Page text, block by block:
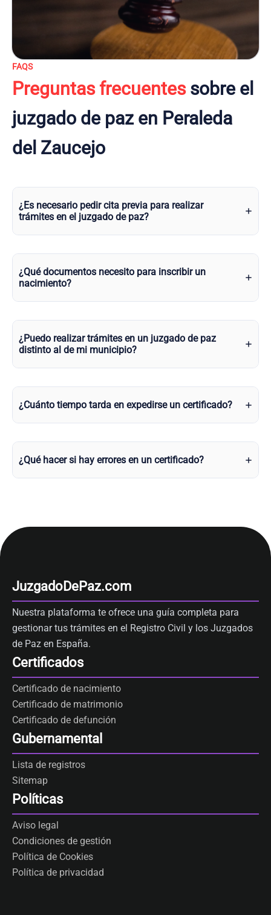
FAQS
Preguntas frecuentessobre el
juzgado de paz en Peraleda
del Zaucejo
¿Es necesario pedir cita previa para realizar
trámites en el juzgado de paz?
¿Qué documentos necesito para inscribir un
nacimiento?
¿Puedo realizar trámites en un juzgado de paz
distinto al de mi municipio?
¿Cuánto tiempo tarda en expedirse un certificado?
¿Qué hacer si hay errores en un certificado?
JuzgadoDePaz.com
Nuestra plataforma te ofrece una guía completa para
gestionar tus trámites en el Registro Civil y los Juzgados
de Paz en España.
Certificados
Certificado de nacimiento
Certificado de matrimonio
Certificado de defunción
Gubernamental
Lista de registros
Sitemap
Políticas
Aviso legal
Condiciones de gestión
Política de Cookies
Política de privacidad